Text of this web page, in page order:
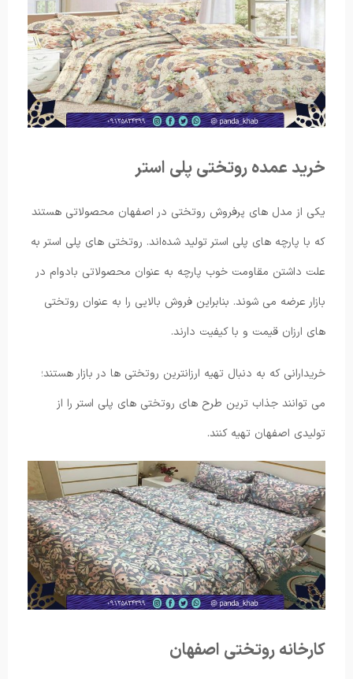
خرید عمده روتختی پلی استر
یکی از مدل های پرفروش روتختی در اصفهان محصولاتی هستند
که با پارچه های پلی استر تولید شده‌اند. روتختی های پلی استر به
علت داشتن مقاومت خوب پارچه به عنوان محصولاتی بادوام در
بازار عرضه می شوند. بنابراین فروش بالایی را به عنوان روتختی
های ارزان قیمت و با کیفیت دارند.
خریدارانی که به دنبال تهیه ارزانترین روتختی ها در بازار هستند؛
می توانند جذاب ترین طرح های روتختی های پلی استر را از
تولیدی اصفهان تهیه کنند.
کارخانه روتختی اصفهان